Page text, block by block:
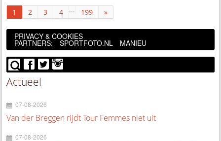
1 2 3 4 ... 199 »
PRIVACY & COOKIES
PARTNERS: SPORTFOTO.NL MANIEU
Actueel
07-08-2026
Van der Breggen rijdt Tour Femmes niet uit
07-08-2026